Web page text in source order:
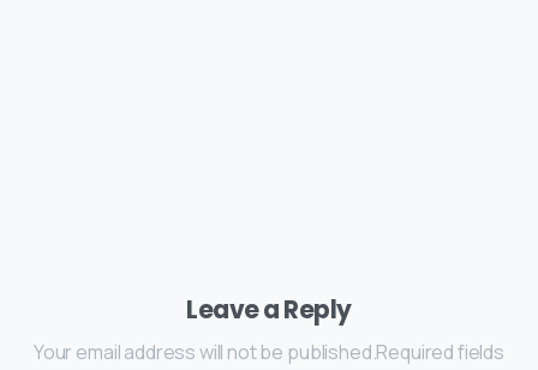
Leave a Reply
Your email address will not be published.Required fields